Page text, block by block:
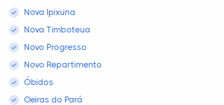
Nova Ipixuna
Nova Timboteua
Novo Progresso
Novo Repartimento
Óbidos
Oeiras do Pará